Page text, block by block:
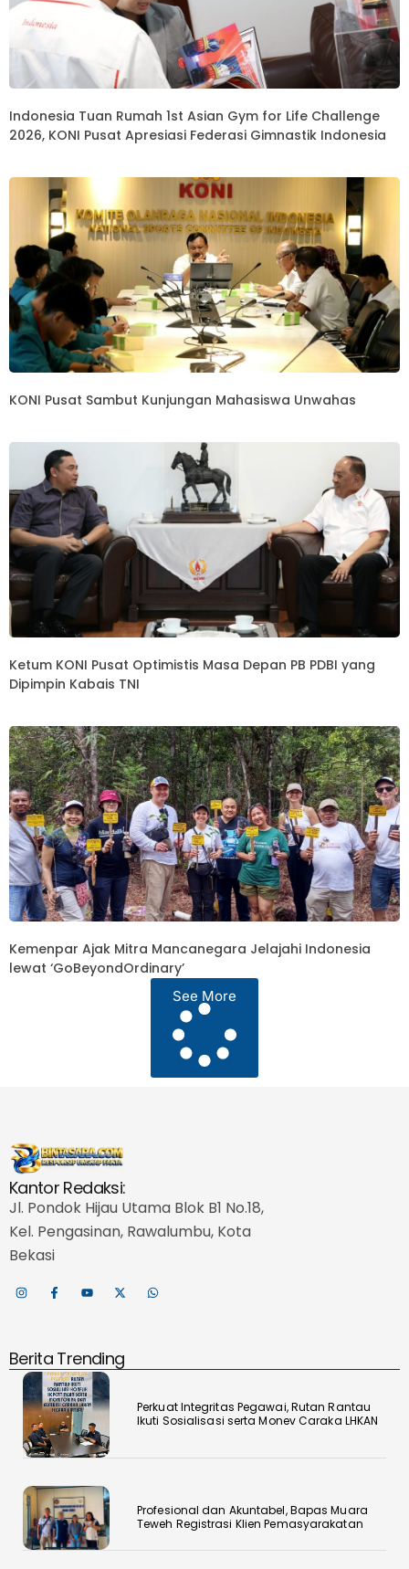
Indonesia Tuan Rumah 1st Asian Gym for Life Challenge
2026, KONI Pusat Apresiasi Federasi Gimnastik Indonesia
KONI Pusat Sambut Kunjungan Mahasiswa Unwahas
Ketum KONI Pusat Optimistis Masa Depan PB PDBI yang
Dipimpin Kabais TNI
Kemenpar Ajak Mitra Mancanegara Jelajahi Indonesia
lewat ‘GoBeyondOrdinary’
See More
Kantor Redaksi:
Jl. Pondok Hijau Utama Blok B1 No.18,
Kel. Pengasinan, Rawalumbu, Kota
Bekasi
Berita Trending
Perkuat Integritas Pegawai, Rutan Rantau
Ikuti Sosialisasi serta Monev Caraka LHKAN
‎Profesional dan Akuntabel, Bapas Muara
Teweh Registrasi Klien Pemasyarakatan